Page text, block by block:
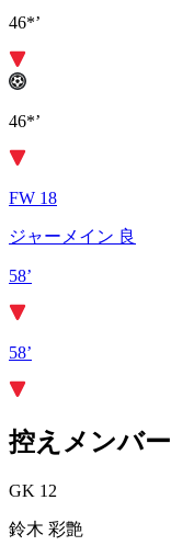
46*’
46*’
FW 18
ジャーメイン 良
58’
58’
控えメンバー
GK 12
鈴木 彩艶